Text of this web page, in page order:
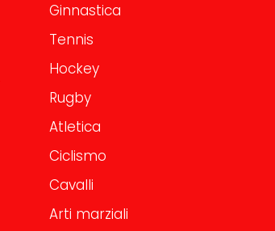
Ginnastica
Tennis
Hockey
Rugby
Atletica
Ciclismo
Cavalli
Arti marziali